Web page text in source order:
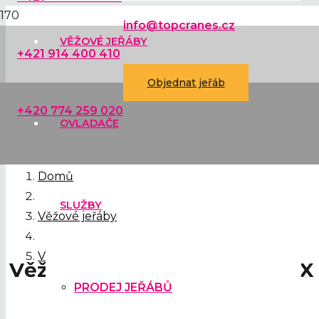
+421 914 400 410
+420 774 259 020
info@topcranes.cz
Objednat jeřáb
VĚŽOVÉ JEŘÁBY
OVLADAČE
SLUŽBY
PRODEJ JEŘÁBŮ
Domů
Věžové jeřáby
Věžový jeřáb FMGru 1655 TLX P6
Věžový jeřáb FMGru 1655 TLX